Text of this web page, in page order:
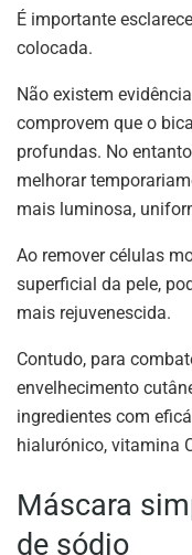
É importante
colocada.
Não existem
comprovem que o
profundas. No
melhorar
mais luminosa,
Ao remover células
superficial da pele,
mais rejuvenescida.
Contudo, para
envelhecimento
ingredientes com
hialurónico, vitamina
Máscara
de sódio